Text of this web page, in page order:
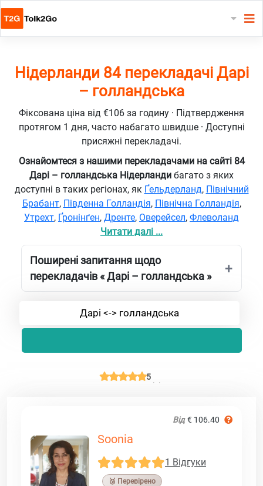
Нідерланди 84 перекладачі Дарі
– голландська
Фіксована ціна від €106 за годину · Підтвердження
протягом 1 дня, часто набагато швидше · Доступні
присяжні перекладачі.
Ознайомтеся з нашими перекладачами на сайті 84
Дарі – голландська Нідерланди багато з яких
доступні в таких регіонах, як Ґельдерланд, Північний
Брабант, Південна Голландія, Північна Голландія,
Утрехт, Ґронінґен, Дренте, Оверейсел, Флеволанд
Читати далі ...
Поширені запитання щодо
перекладачів « Дарі – голландська »
Дарі <-> голландська
5
Від € 106.40
Soonia
1 Відгуки
🥉 Перевірено